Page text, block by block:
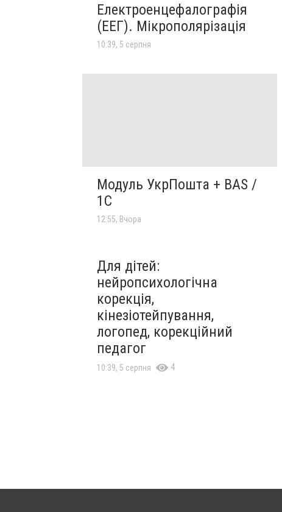
Електроенцефалографія
(ЕЕГ). Мікрополярізація
10:39, 5 серпня
Модуль УкрПошта + BAS /
1C
12:55, Вчора
Для дітей:
нейропсихологічна
корекція,
кінезіотейпування,
логопед, корекційний
педагог
10:39, 5 серпня 4